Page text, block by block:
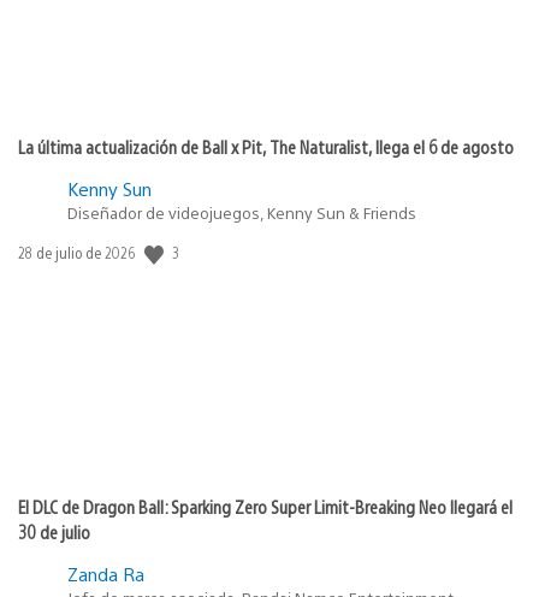
La última actualización de Ball x Pit, The Naturalist, llega el 6 de agosto
Kenny Sun
Diseñador de videojuegos, Kenny Sun & Friends
Fecha
28 de julio de 2026 3
El DLC de Dragon Ball: Sparking Zero Super Limit-Breaking Neo llegará el
30 de julio
Zanda Ra